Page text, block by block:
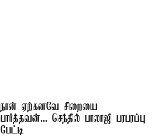
நான் ஏற்கனவே சிறையை
பார்த்தவன்... செந்தில் பாலாஜி பரபரப்பு
பேட்டி